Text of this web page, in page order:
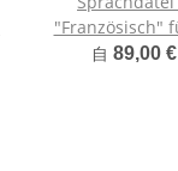
"Französisch"
Shop 4
自 89,00 €